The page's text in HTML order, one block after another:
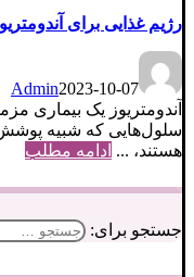
رژیم غذایی برای
Admin2023-10-07
آندومتریوز یک بیماری
سلول‌هایی که شبیه پوشش
هستند، ... ادامه مطلب
جستجو برای: